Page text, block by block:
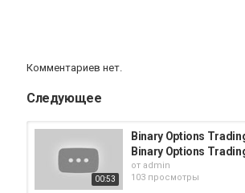
Комментариев нет.
Следующее
00:53
Binary Options
Binary Options
от admin
103 просмотры